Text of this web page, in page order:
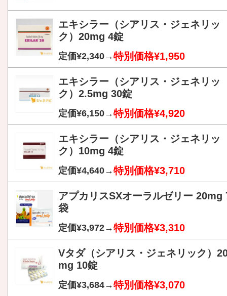
エキシラー（シアリス・ジェネリッ
ク）20mg 4錠
定価¥2,340→特別価格¥1,950
エキシラー（シアリス・ジェネリッ
ク）2.5mg 30錠
定価¥6,150→特別価格¥4,920
エキシラー（シアリス・ジェネリッ
ク）10mg 4錠
定価¥4,640→特別価格¥3,710
アプカリスSXオーラルゼリー 20mg
袋
定価¥3,972→特別価格¥3,310
Vタダ（シアリス・ジェネリック）
mg 10錠
定価¥3,684→特別価格¥3,070